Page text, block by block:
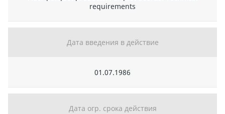
requirements
Дата введения в действие
01.07.1986
Дата огр. срока действия